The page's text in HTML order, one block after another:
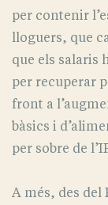
per contenir
lloguers, que
que els salaris
per recuperar
front a
bàsics i
per sobre de
A més, des del